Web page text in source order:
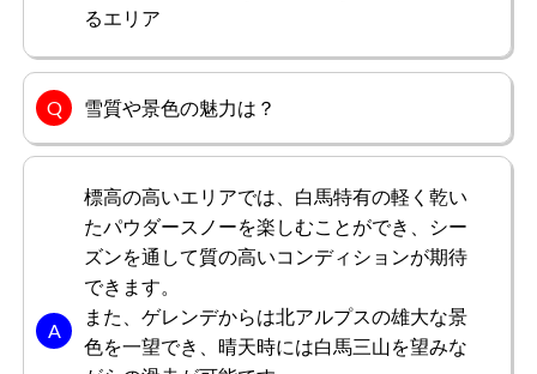
会津さん男性/20代
本当にどこまでも広く続く冬景色が、忘れられません。美
中でも最も有意義なスキー場だと思います。山頂からの景
色は一度見たら忘れられない素敵な景観でした。恋人も大
満足してくれ、何度も足を運んでいます。
もっと見る
るエリア
雪質や景色の魅力は？
標高の高いエリアでは、白馬特有の軽く乾い
たパウダースノーを楽しむことができ、シー
ズンを通して質の高いコンディションが期待
できます。
また、ゲレンデからは北アルプスの雄大な景
色を一望でき、晴天時には白馬三山を望みな